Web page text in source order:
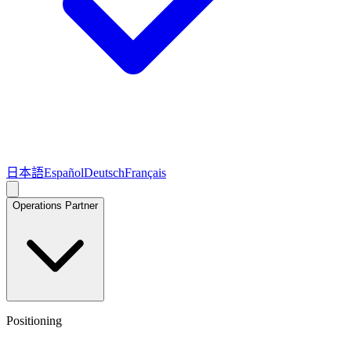
日本語EspañolDeutschFrançais
Operations Partner
Positioning